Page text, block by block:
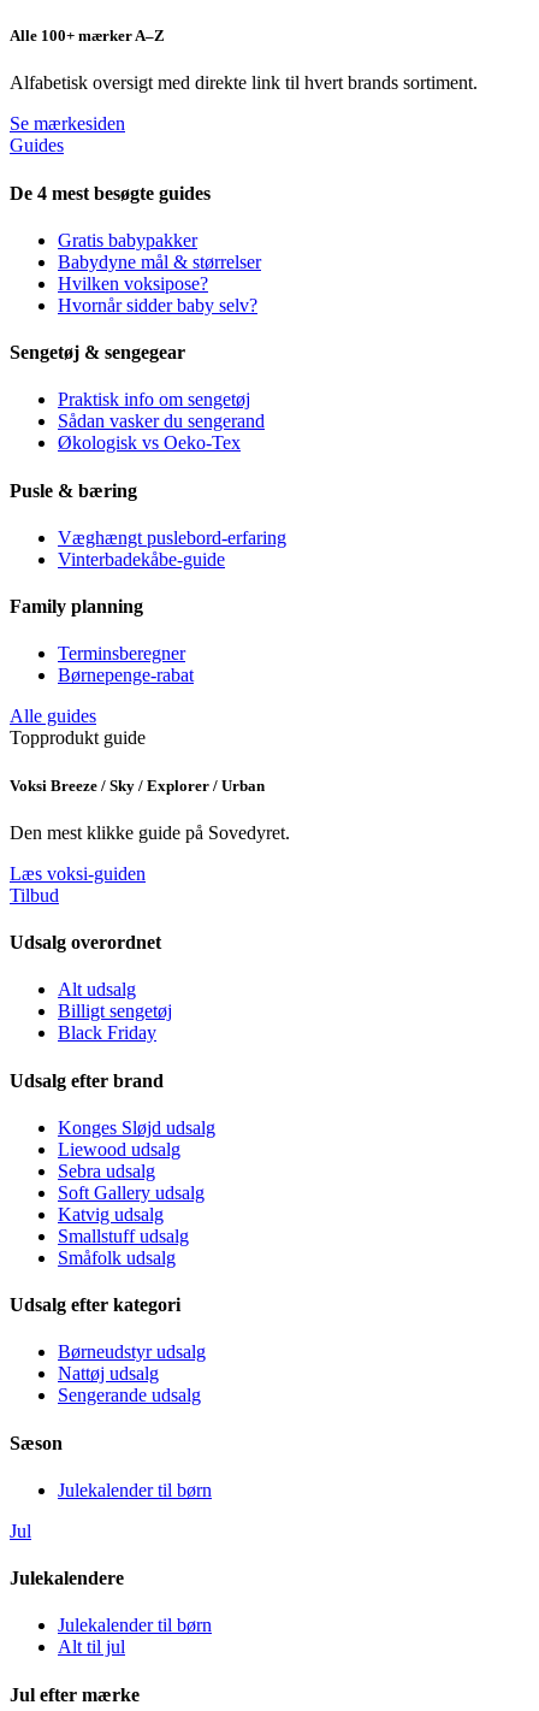
Alle 100+ mærker A–Z
Alfabetisk oversigt med direkte link til hvert brands sortiment.
Se mærkesiden
Guides
De 4 mest besøgte guides
Gratis babypakker
Babydyne mål & størrelser
Hvilken voksipose?
Hvornår sidder baby selv?
Sengetøj & sengegear
Praktisk info om sengetøj
Sådan vasker du sengerand
Økologisk vs Oeko-Tex
Pusle & bæring
Væghængt puslebord-erfaring
Vinterbadekåbe-guide
Family planning
Terminsberegner
Børnepenge-rabat
Alle guides
Topprodukt guide
Voksi Breeze / Sky / Explorer / Urban
Den mest klikke guide på Sovedyret.
Læs voksi-guiden
Tilbud
Udsalg overordnet
Alt udsalg
Billigt sengetøj
Black Friday
Udsalg efter brand
Konges Sløjd udsalg
Liewood udsalg
Sebra udsalg
Soft Gallery udsalg
Katvig udsalg
Smallstuff udsalg
Småfolk udsalg
Udsalg efter kategori
Børneudstyr udsalg
Nattøj udsalg
Sengerande udsalg
Sæson
Julekalender til børn
Jul
Julekalendere
Julekalender til børn
Alt til jul
Jul efter mærke